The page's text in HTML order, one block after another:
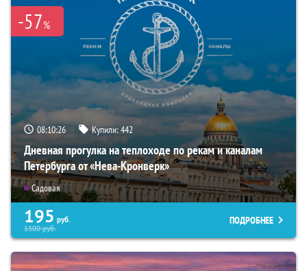
-57%
08:10:25 Купили:442
Дневная прогулка на теплоходе по рекам и каналам
Петербурга от «Нева-Кронверк»
Садовая
195 руб.
1500руб.
ПОДРОБНЕЕ